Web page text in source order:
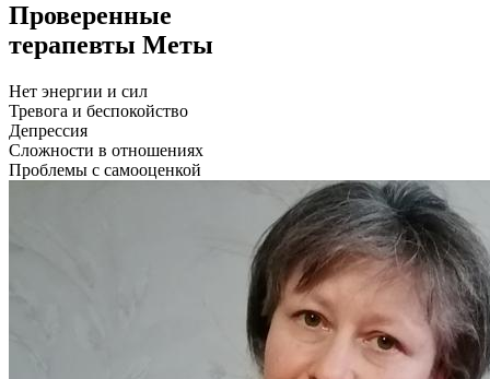
Проверенные
терапевты Меты
Нет энергии и сил
Тревога и беспокойство
Депрессия
Сложности в отношениях
Проблемы с самооценкой